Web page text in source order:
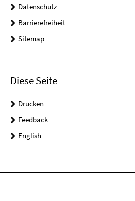
Datenschutz
Barrierefreiheit
Sitemap
Diese Seite
Drucken
Feedback
English